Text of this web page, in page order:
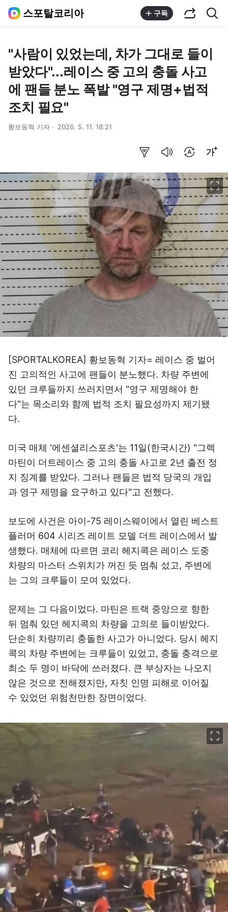
스포탈코리아 구독
"사람이 있었는데, 차가 그대로 들이
받았다"...레이스 중 고의 충돌 사고
에 팬들 분노 폭발 "영구 제명+법적
조치 필요"
황보동혁 기자 2026. 5. 11. 18:21
[SPORTALKOREA] 황보동혁 기자= 레이스 중 벌어
진 고의적인 사고에 팬들이 분노했다. 차량 주변에
있던 크루들까지 쓰러지면서 "영구 제명해야 한
다"는 목소리와 함께 법적 조치 필요성까지 제기됐
다.
미국 매체 '에센셜리스포츠'는 11일(한국시간) "그렉
마틴이 더트레이스 중 고의 충돌 사고로 2년 출전 정
지 징계를 받았다. 그러나 팬들은 법적 당국의 개입
과 영구 제명을 요구하고 있다"고 전했다.
보도에 사건은 아이-75 레이스웨이에서 열린 베스트
플러머 604 시리즈 레이트 모델 더트 레이스에서 발
생했다. 매체에 따르면 코리 헤지콕은 레이스 도중
차량의 마스터 스위치가 꺼진 듯 멈춰 섰고, 주변에
는 그의 크루들이 모여 있었다.
문제는 그 다음이었다. 마틴은 트랙 중앙으로 향한
뒤 멈춰 있던 헤지콕의 차량을 고의로 들이받았다.
단순히 차량끼리 충돌한 사고가 아니었다. 당시 헤지
콕의 차량 주변에는 크루들이 있었고, 충돌 충격으로
최소 두 명이 바닥에 쓰러졌다. 큰 부상자는 나오지
않은 것으로 전해졌지만, 자칫 인명 피해로 이어질
수 있었던 위험천만한 장면이었다.